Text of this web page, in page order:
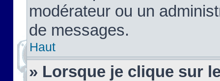
modérateur ou un
de messages.
Haut
» Lorsque je clique sur